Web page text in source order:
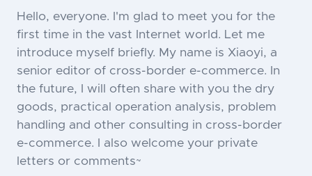
Hello, everyone. I'm glad to meet you for the
first time in the vast Internet world. Let me
introduce myself briefly. My name is Xiaoyi, a
senior editor of cross-border e-commerce. In
the future, I will often share with you the dry
goods, practical operation analysis, problem
handling and other consulting in cross-border
e-commerce. I also welcome your private
letters or comments~